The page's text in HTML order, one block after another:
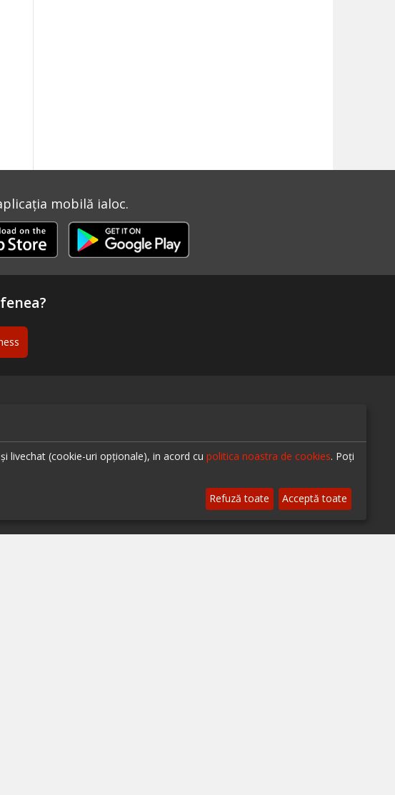
mobilă ialoc.
livechat (cookie-uri opționale), in acord cu politica noastra de cookies. Poți
Refuză toate Acceptă toate